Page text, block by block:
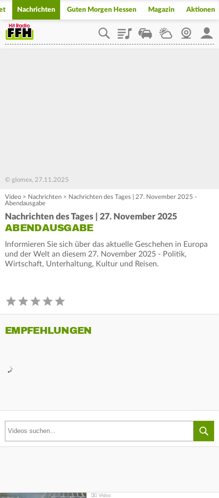
Nachrichten Guten Morgen Hessen Magazin Aktionen
PlaylistStaupilotWetterWebcam
© glomex, 27.11.2025
Video > Nachrichten > Nachrichten des Tages | 27. November 2025 -
Abendausgabe
Nachrichten des Tages | 27. November 2025
ABENDAUSGABE
Informieren Sie sich über das aktuelle Geschehen in Europa
und der Welt an diesem 27. November 2025 - Politik,
Wirtschaft, Unterhaltung, Kultur und Reisen.
EMPFEHLUNGEN